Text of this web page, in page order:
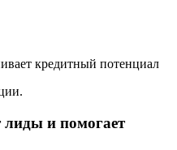
кредитный потенциал
лиды и помогает